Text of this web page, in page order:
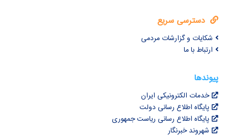
دسترسی سریع
شکایات و گزارشات مردمی
ارتباط با ما
پیوندها
خدمات الکترونیکی ایران
پایگاه اطلاع رسانی دولت
پایگاه اطلاع رسانی ریاست جمهوری
شهروند خبرنگار